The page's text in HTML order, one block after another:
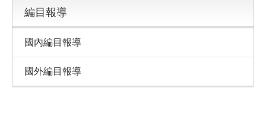
編目報導
國內編目報導
國外編目報導